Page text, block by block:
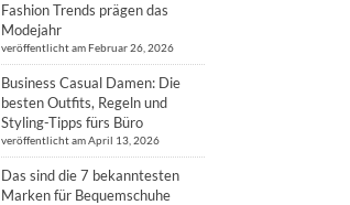
Fashion Trends prägen das
Modejahr
veröffentlicht am Februar 26, 2026
Business Casual Damen: Die
besten Outfits, Regeln und
Styling-Tipps fürs Büro
veröffentlicht am April 13, 2026
Das sind die 7 bekanntesten
Marken für Bequemschuhe